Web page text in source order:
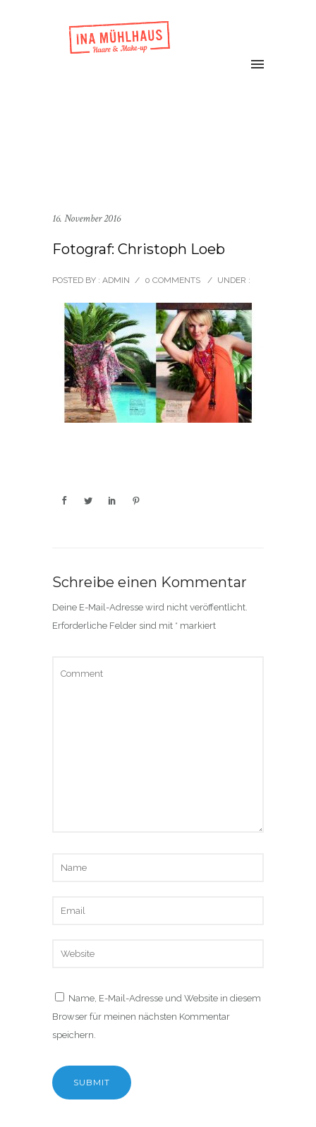
16. November 2016
Fotograf: Christoph Loeb
POSTED BY : ADMIN / 0 COMMENTS / UNDER :
Schreibe einen Kommentar
Deine E-Mail-Adresse wird nicht veröffentlicht.
Erforderliche Felder sind mit * markiert
Name, E-Mail-Adresse und Website in diesem
Browser für meinen nächsten Kommentar
speichern.